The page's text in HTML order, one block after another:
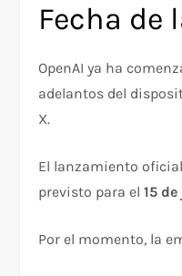
Fecha de
OpenAI ya ha
adelantos del
X.
El lanzamiento
previsto para el15
Por el momento, la